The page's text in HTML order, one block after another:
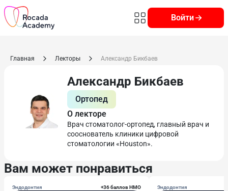
Войти
Главная Лекторы Александр Бикбаев
Александр Бикбаев
Ортопед
О лекторе
Врач стоматолог-ортопед, главный врач и
сооснователь клиники цифровой
стоматологии «Houston».
Вам может понравиться
Эндодонтия +36 баллов НМО Эндодонтия